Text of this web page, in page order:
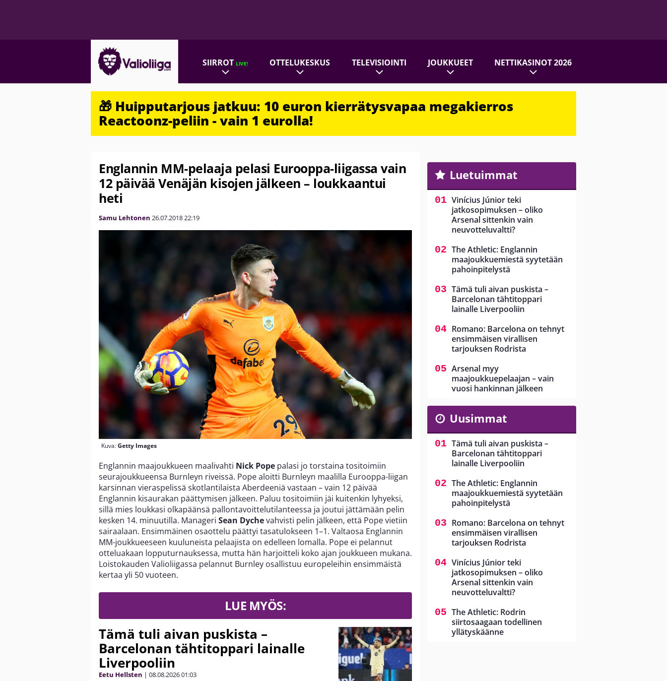
SIIRROTLIVE! OTTELUKESKUS TELEVISIOINTI JOUKKUEET NETTIKASINOT 2026
🎁 Huipputarjous jatkuu: 10 euron kierrätysvapaa megakierros
Reactoonz-peliin - vain 1 eurolla!
Englannin MM-pelaaja pelasi Eurooppa-liigassa vain
12 päivää Venäjän kisojen jälkeen – loukkaantui
heti
Samu Lehtonen 26.07.201822:19
Kuva:Getty Images
Englannin maajoukkueen maalivahti Nick Pope palasi jo torstaina tositoimiin
seurajoukkueensa Burnleyn riveissä. Pope aloitti Burnleyn maalilla Eurooppa-liigan
karsinnan vieraspelissä skotlantilaista Aberdeeniä vastaan – vain 12 päivää
Englannin kisaurakan päättymisen jälkeen. Paluu tositoimiin jäi kuitenkin lyhyeksi,
sillä mies loukkasi olkapäänsä pallontavoittelutilanteessa ja joutui jättämään pelin
kesken 14. minuutilla. Manageri Sean Dychevahvisti pelin jälkeen, että Pope vietiin
sairaalaan. Ensimmäinen osaottelu päättyi tasatulokseen 1–1. Valtaosa Englannin
MM-joukkueeseen kuuluneista pelaajista on edelleen lomalla. Pope ei pelannut
otteluakaan lopputurnauksessa, mutta hän harjoitteli koko ajan joukkueen mukana.
Loistokauden Valioliigassa pelannut Burnley osallistuu europeleihin ensimmäistä
kertaa yli 50 vuoteen.
LUE MYÖS:
Tämä tuli aivan puskista –
Barcelonan tähtitoppari lainalle
Liverpooliin
Eetu Hellsten | 08.08.202601:03
Luetuimmat
Vinícius Júnior teki
jatkosopimuksen – oliko
Arsenal sittenkin vain
neuvotteluvaltti?
The Athletic: Englannin
maajoukkuemiestä syytetään
pahoinpitelystä
Tämä tuli aivan puskista –
Barcelonan tähtitoppari
lainalle Liverpooliin
Romano: Barcelona on tehnyt
ensimmäisen virallisen
tarjouksen Rodrista
Arsenal myy
maajoukkuepelaajan – vain
vuosi hankinnan jälkeen
Uusimmat
Tämä tuli aivan puskista –
Barcelonan tähtitoppari
lainalle Liverpooliin
The Athletic: Englannin
maajoukkuemiestä syytetään
pahoinpitelystä
Romano: Barcelona on tehnyt
ensimmäisen virallisen
tarjouksen Rodrista
Vinícius Júnior teki
jatkosopimuksen – oliko
Arsenal sittenkin vain
neuvotteluvaltti?
The Athletic: Rodrin
siirtosaagaan todellinen
yllätyskäänne